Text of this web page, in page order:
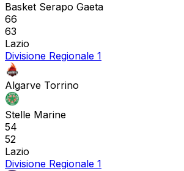
Basket Serapo Gaeta
66
63
Lazio
Divisione Regionale 1
Algarve Torrino
Stelle Marine
54
52
Lazio
Divisione Regionale 1